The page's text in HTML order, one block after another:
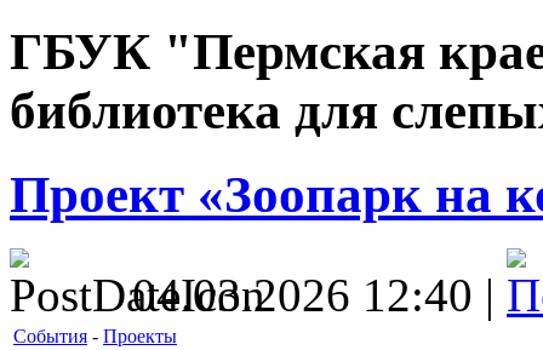
ГБУК "Пермская
библиотека для
Проект «Зоопарк на
04.03.2026 12:40 |
События - Проекты